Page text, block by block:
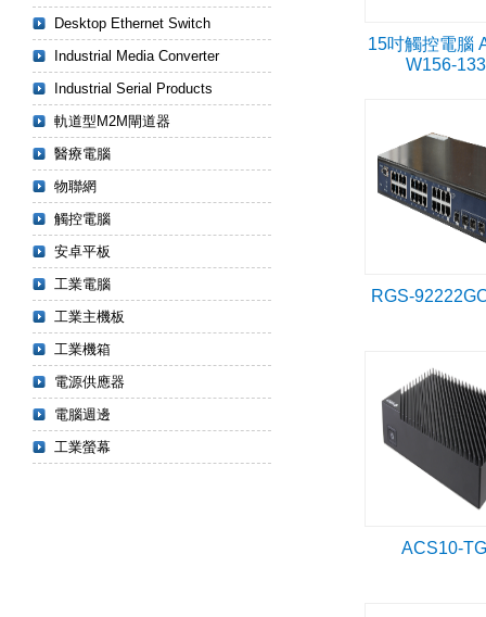
15吋觸控電腦
W156-
RGS-
ACS10-
Desktop Ethernet Switch
Industrial Media Converter
Industrial Serial Products
軌道型M2M閘道器
醫療電腦
物聯網
觸控電腦
安卓平板
工業電腦
工業主機板
工業機箱
電源供應器
電腦週邊
工業螢幕